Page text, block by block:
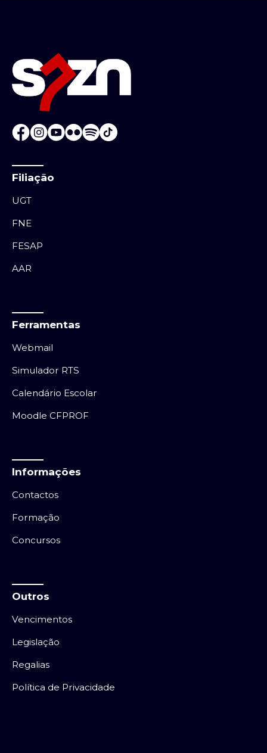
Filiação
UGT
FNE
FESAP
AAR
Ferramentas
Webmail
Simulador RTS
Calendário Escolar
Moodle CFPROF
Informações
Contactos
Formação
Concursos
Outros
Vencimentos
Legislação
Regalias
Política de Privacidade